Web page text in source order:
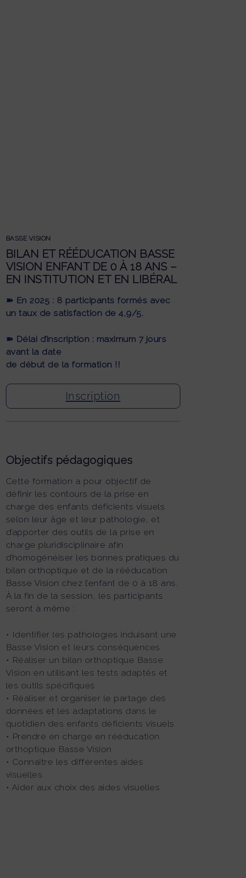
BASSE VISION
BILAN ET RÉÉDUCATION BASSE
VISION ENFANT DE 0 À 18 ANS –
EN INSTITUTION ET EN LIBÉRAL
➽ En 2025 : 8 participants formés avec
un taux de satisfaction de 4,9/5.
➽ Délai d’inscription : maximum 7 jours
avant la date
de début de la formation !!
Inscription
Objectifs pédagogiques
Cette formation a pour objectif de
définir les contours de la prise en
charge des enfants déficients visuels
selon leur âge et leur pathologie, et
d’apporter des outils de la prise en
charge pluridisciplinaire afin
d’homogénéiser les bonnes pratiques du
bilan orthoptique et de la rééducation
Basse Vision chez l’enfant de 0 à 18 ans.
À la fin de la session, les participants
seront à même :
• Identifier les pathologies induisant une
Basse Vision et leurs conséquences
• Réaliser un bilan orthoptique Basse
Vision en utilisant les tests adaptés et
les outils spécifiques
• Réaliser et organiser le partage des
données et les adaptations dans le
quotidien des enfants déficients visuels
• Prendre en charge en rééducation
orthoptique Basse Vision
• Connaître les différentes aides
visuelles
• Aider aux choix des aides visuelles